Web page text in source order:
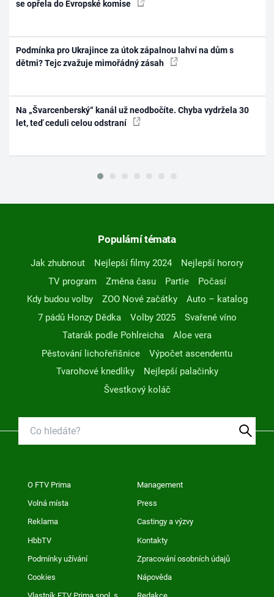
se opřela do Evropské komise
Podmínka pro Ukrajince za útok zápalnou lahví na dům s
dětmi? Tejc zvažuje mimořádný zásah
Na „Švarcenberský“ kanál už neodbočíte. Chyba vydržela 30
let, teď ceduli celou odstraní
Populární témata
Jak zhubnout Nejlepší filmy 2024
Nejlepší horory
TV program
Změna času Partie
Počasí
Kdy budou volby
ZOO Nové začátky
Auto – katalog
7 pádů Honzy Dědka
Volby 2025
Svařené víno
Tatarák podle Pohlreicha
Aloe vera
Pěstování lichořeřišnice
Výpočet ascendentu
Tvarohové knedlíky
Nejlepší palačinky
Švestkový koláč
O FTV Prima Management
Volná místa Press
Reklama Castingy a výzvy
HbbTV Kontakty
Podmínky užívání Zpracování osobních údajů
Cookies Nápověda